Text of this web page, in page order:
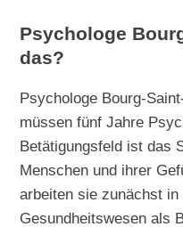
Psychologe
das?
Psychologe Bourg-
müssen fünf Jahre
Betätigungsfeld ist das
Menschen und ihrer
arbeiten sie zunächst
Gesundheitswesen als